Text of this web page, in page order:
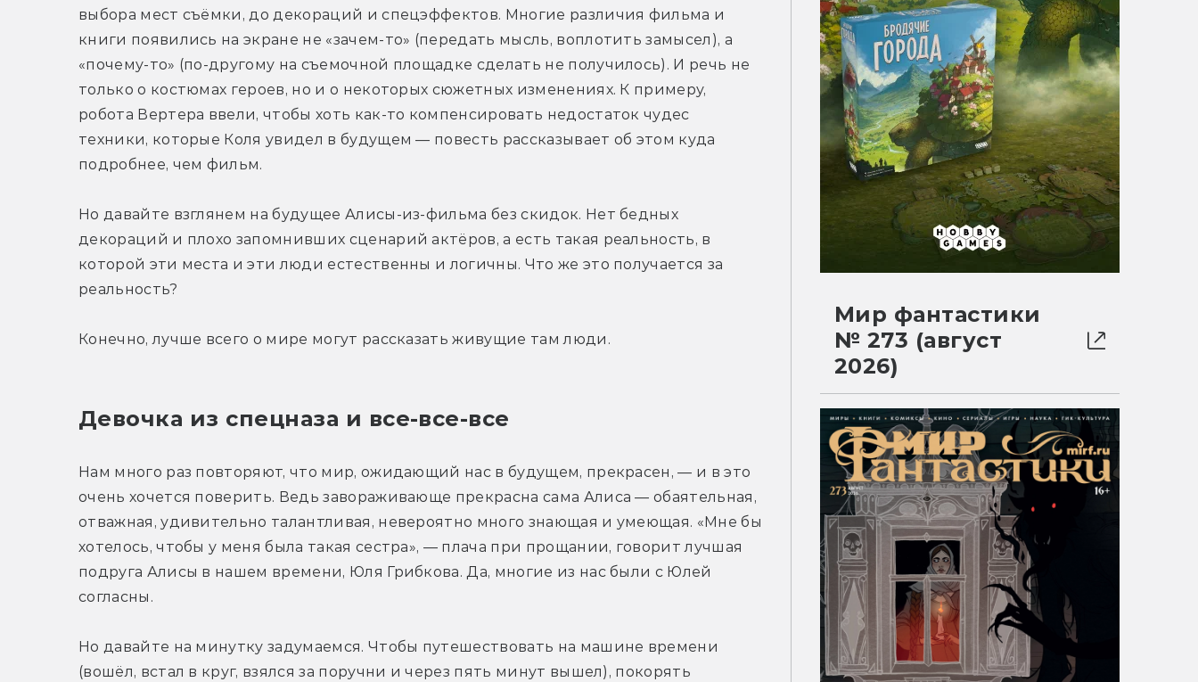
выбора мест съёмки, до декораций и спецэффектов. Многие различия фильма и
книги появились на экране не «зачем-то» (передать мысль, воплотить замысел), а
«почему-то» (по-другому на съемочной площадке сделать не получилось). И речь не
только о костюмах героев, но и о некоторых сюжетных изменениях. К примеру,
робота Вертера ввели, чтобы хоть как-то компенсировать недостаток чудес
техники, которые Коля увидел в будущем — повесть рассказывает об этом куда
подробнее, чем фильм.
Но давайте взглянем на будущее Алисы-из-фильма без скидок. Нет бедных
декораций и плохо запомнивших сценарий актёров, а есть такая реальность, в
которой эти места и эти люди естественны и логичны. Что же это получается за
реальность?
Конечно, лучше всего о мире могут рассказать живущие там люди.
Девочка из спецназа и все-все-все
Нам много раз повторяют, что мир, ожидающий нас в будущем, прекрасен, — и в это
очень хочется поверить. Ведь завораживающе прекрасна сама Алиса — обаятельная,
отважная, удивительно талантливая, невероятно много знающая и умеющая. «Мне бы
хотелось, чтобы у меня была такая сестра», — плача при прощании, говорит лучшая
подруга Алисы в нашем времени, Юля Грибкова. Да, многие из нас были с Юлей
согласны.
Но давайте на минутку задумаемся. Чтобы путешествовать на машине времени
(вошёл, встал в круг, взялся за поручни и через пять минут вышел), покорять
Мир фантастики
№ 273 (август
2026)